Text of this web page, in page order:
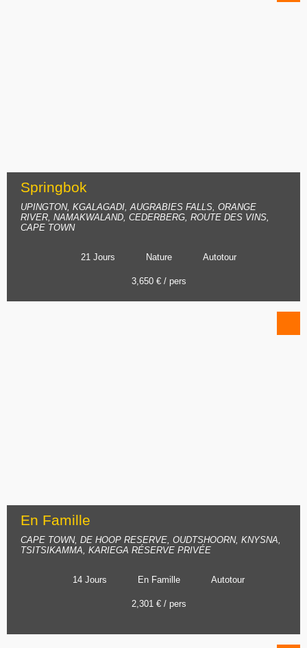
Springbok
UPINGTON, KGALAGADI, AUGRABIES FALLS, ORANGE
RIVER, NAMAKWALAND, CEDERBERG, ROUTE DES VINS,
CAPE TOWN
21 Jours Nature Autotour
3,650 € / pers
En Famille
CAPE TOWN, DE HOOP RESERVE, OUDTSHOORN, KNYSNA,
TSITSIKAMMA, KARIEGA RÉSERVE PRIVÉE
14 Jours En Famille Autotour
2,301 € / pers